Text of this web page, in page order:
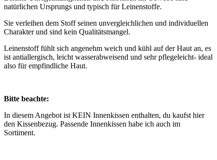
natürlichen Ursprungs und typisch für Leinenstoffe.
Sie verleihen dem Stoff seinen unvergleichlichen und individuellen
Charakter und sind kein Qualitätsmangel.
Leinenstoff fühlt sich angenehm weich und kühl auf der Haut an, es
ist antiallergisch, leicht wasserabweisend und sehr pflegeleicht- ideal
also für empfindliche Haut.
Bitte beachte:
In diesem Angebot ist KEIN Innenkissen enthalten, du kaufst hier
den Kissenbezug. Passende Innenkissen habe ich auch im
Sortiment.